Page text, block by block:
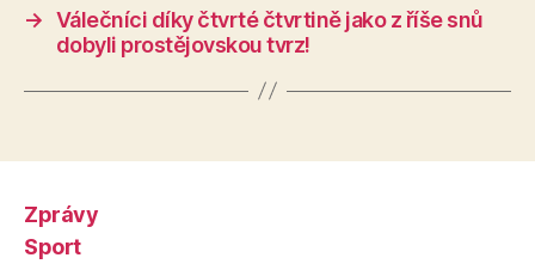
→ Válečníci díky čtvrté čtvrtině jako z říše snů
dobyli prostějovskou tvrz!
Zprávy
Sport